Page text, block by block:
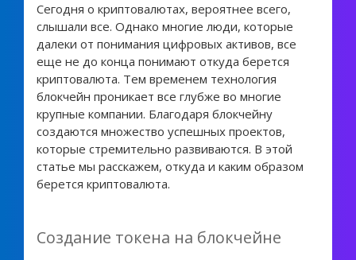
Сегодня о криптовалютах, вероятнее всего,
слышали все. Однако многие люди, которые
далеки от понимания цифровых активов, все
еще не до конца понимают откуда берется
криптовалюта. Тем временем технология
блокчейн проникает все глубже во многие
крупные компании. Благодаря блокчейну
создаются множество успешных проектов,
которые стремительно развиваются. В этой
статье мы расскажем, откуда и каким образом
берется криптовалюта.
Создание токена на блокчейне